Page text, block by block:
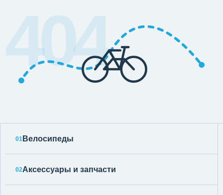
404
01 Велосипеды
02Аксессуары и запчасти